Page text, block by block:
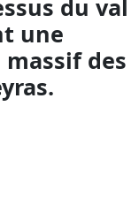
du val
une
des